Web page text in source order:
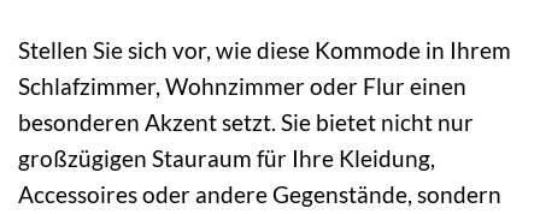
Stellen Sie sich vor, wie diese Kommode in Ihrem
Schlafzimmer, Wohnzimmer oder Flur einen
besonderen Akzent setzt. Sie bietet nicht nur
großzügigen Stauraum für Ihre Kleidung,
Accessoires oder andere Gegenstände, sondern